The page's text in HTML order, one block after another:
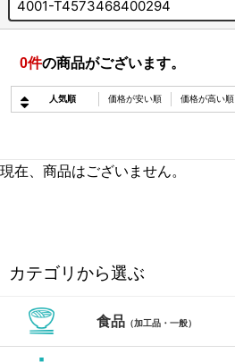
0件の商品がございます。
人気順 価格が安い順 価格が高い順
現在、商品はございません。
カテゴリから選ぶ
食品（加工品・一般）